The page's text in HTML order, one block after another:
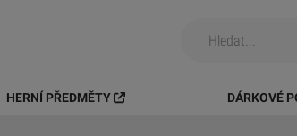
HERNÍ PŘEDMĚTY DÁRKOVÉ